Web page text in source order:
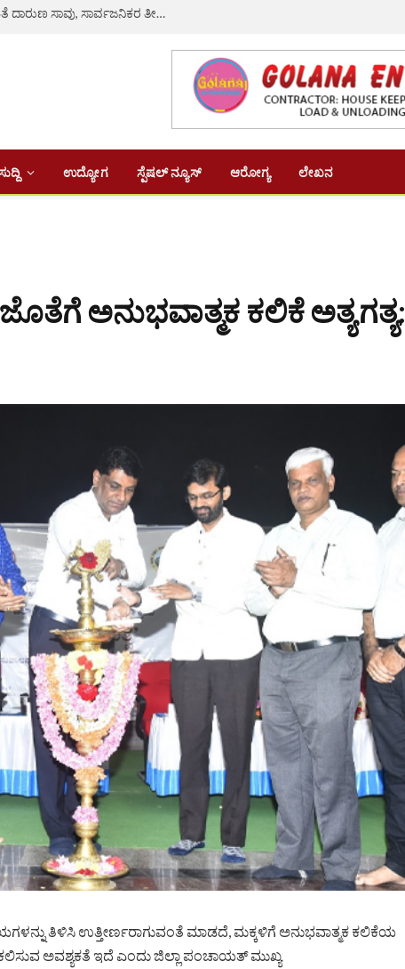
ರಸ್ತೆ ಗುಂಡಿ ತಪ್ಪಿಸಲು ಹೋಗಿ ಲಾರಿ ಡಿಕ್ಕಿ: ನವವಿವಾಹಿತೆ ದಾರುಣ ಸಾವು, ಸಾರ್ವಜನಿಕರ ತೀವ್ರ ಆಕ್ರೋಶ
ಉದ್ಯೋಗ ಸ್ಪೆಷಲ್ ನ್ಯೂಸ್ ಆರೋಗ್ಯ ಲೇಖನ
ಅನುಭವಾತ್ಮಕ ಕಲಿಕೆ ಅತ್ಯಗತ್ಯ:
ತಿಳಿಸಿ ಉತ್ತೀರ್ಣರಾಗುವಂತೆ ಮಾಡದೆ, ಮಕ್ಕಳಿಗೆ ಅನುಭವಾತ್ಮಕ ಕಲಿಕೆಯ
ಅವಶ್ಯಕತೆ ಇದೆ ಎಂದು ಜಿಲ್ಲಾ ಪಂಚಾಯತ್ ಮುಖ್ಯ